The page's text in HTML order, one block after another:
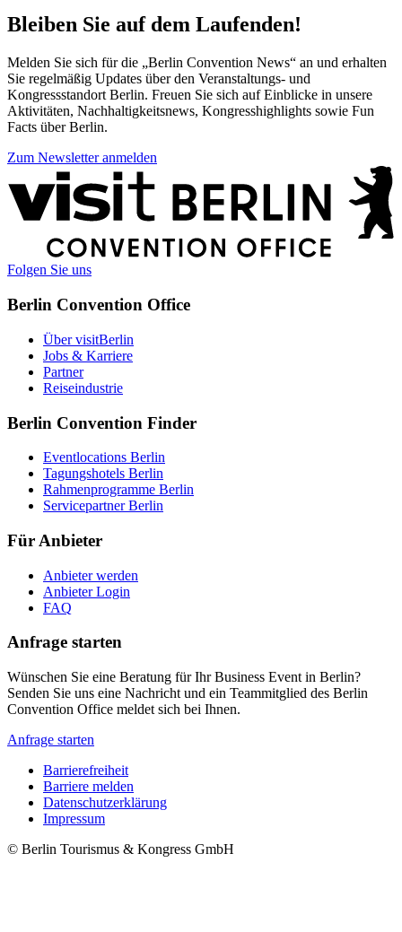
Bleiben Sie auf dem Laufenden!
Melden Sie sich für die „Berlin Convention News“ an und erhalten
Sie regelmäßig Updates über den Veranstaltungs- und
Kongressstandort Berlin. Freuen Sie sich auf Einblicke in unsere
Aktivitäten, Nachhaltigkeitsnews, Kongresshighlights sowie Fun
Facts über Berlin.
Zum Newsletter anmelden
Weitere
Informationen
Folgen Sie uns
Berlin Convention Office
Über visitBerlin
Jobs & Karriere
Partner
Reiseindustrie
Berlin Convention Finder
Eventlocations Berlin
Tagungshotels Berlin
Rahmenprogramme Berlin
Servicepartner Berlin
Für Anbieter
Anbieter werden
Anbieter Login
FAQ
Anfrage starten
Wünschen Sie eine Beratung für Ihr Business Event in Berlin?
Senden Sie uns eine Nachricht und ein Teammitglied des Berlin
Convention Office meldet sich bei Ihnen.
Anfrage starten
Metanavigation
Barrierefreiheit
Barriere melden
Datenschutzerklärung
Impressum
© Berlin Tourismus & Kongress GmbH